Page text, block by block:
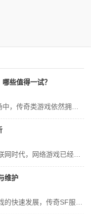
些值得一试？
维护